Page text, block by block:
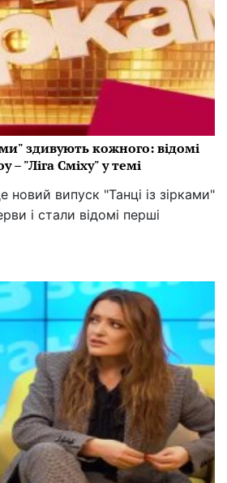
здивують кожного: відомі
"Ліга Сміху" у темі
новий випуск "Танці із зірками"
і стали відомі перші